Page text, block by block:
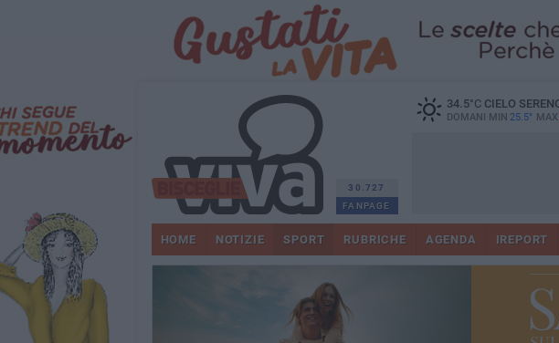
30.727
FANPAGE
34.5°CCIELO
DOMANI MIN 25.5° MAX
HOME NOTIZIE SPORT RUBRICHE AGENDA IREPORT